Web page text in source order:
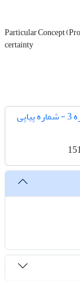
Particular Concept
certainty
دوره 7، شماره 3 - شماره پیاپی